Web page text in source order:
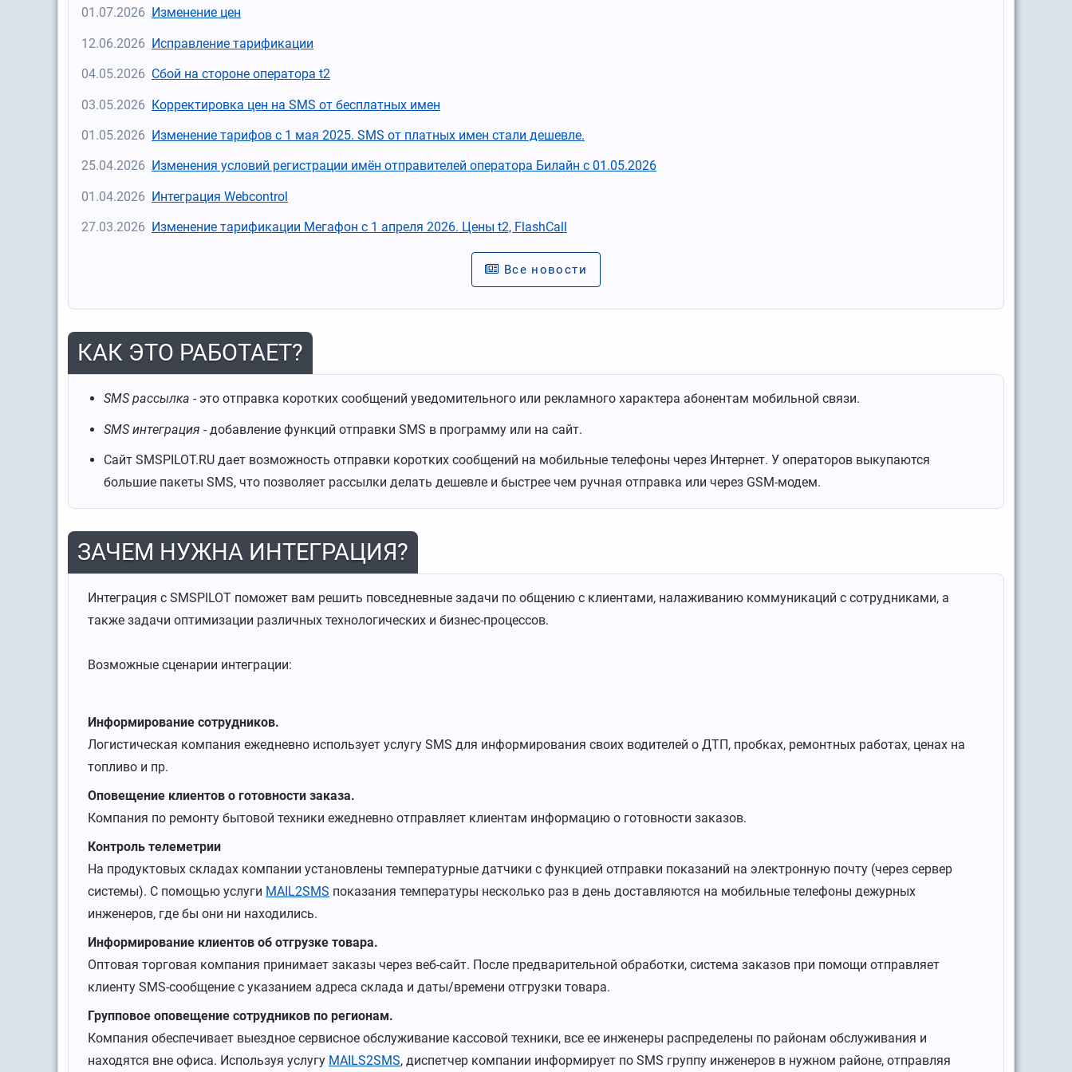
01.07.2026 Изменение цен
12.06.2026 Исправление тарификации
04.05.2026 Сбой на стороне оператора t2
03.05.2026 Корректировка цен на SMS от бесплатных имен
01.05.2026 Изменение тарифов с 1 мая 2025. SMS от платных имен стали дешевле.
25.04.2026 Изменения условий регистрации имён отправителей оператора Билайн с 01.05.2026
01.04.2026 Интеграция Webcontrol
27.03.2026 Изменение тарификации Мегафон с 1 апреля 2026. Цены t2, FlashCall
Все новости
КАК ЭТО РАБОТАЕТ?
SMS рассылка - это отправка коротких сообщений уведомительного или рекламного характера абонентам мобильной связи.
SMS интеграция - добавление функций отправки SMS в программу или на сайт.
Сайт SMSPILOT.RU дает возможность отправки коротких сообщений на мобильные телефоны через Интернет. У операторов выкупаются
большие пакеты SMS, что позволяет рассылки делать дешевле и быстрее чем ручная отправка или через GSM-модем.
ЗАЧЕМ НУЖНА ИНТЕГРАЦИЯ?
Интеграция c SMSPILOT поможет вам решить повседневные задачи по общению с клиентами, налаживанию коммуникаций с сотрудниками, а
также задачи оптимизации различных технологических и бизнес-процессов.
Возможные сценарии интеграции:
Информирование сотрудников.
Логистическая компания ежедневно использует услугу SMS для информирования своих водителей о ДТП, пробках, ремонтных работах, ценах на
топливо и пр.
Оповещение клиентов о готовности заказа.
Компания по ремонту бытовой техники ежедневно отправляет клиентам информацию о готовности заказов.
Контроль телеметрии
На продуктовых складах компании установлены температурные датчики с функцией отправки показаний на электронную почту (через сервер
системы). С помощью услуги MAIL2SMS показания температуры несколько раз в день доставляются на мобильные телефоны дежурных
инженеров, где бы они ни находились.
Информирование клиентов об отгрузке товара.
Оптовая торговая компания принимает заказы через веб-сайт. После предварительной обработки, система заказов при помощи отправляет
клиенту SMS-сообщение с указанием адреса склада и даты/времени отгрузки товара.
Групповое оповещение сотрудников по регионам.
Компания обеспечивает выездное сервисное обслуживание кассовой техники, все ее инженеры распределены по районам обслуживания и
находятся вне офиса. Используя услугу MAILS2SMS, диспетчер компании информирует по SMS группу инженеров в нужном районе, отправляя